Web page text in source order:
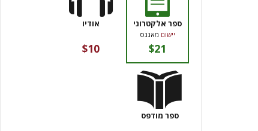
ספר אלקטרוני
יישום מאגנס
$21
אודיו
$10
ספר מודפס